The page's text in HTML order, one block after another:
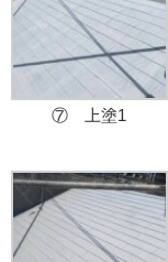
⑦ 上塗1